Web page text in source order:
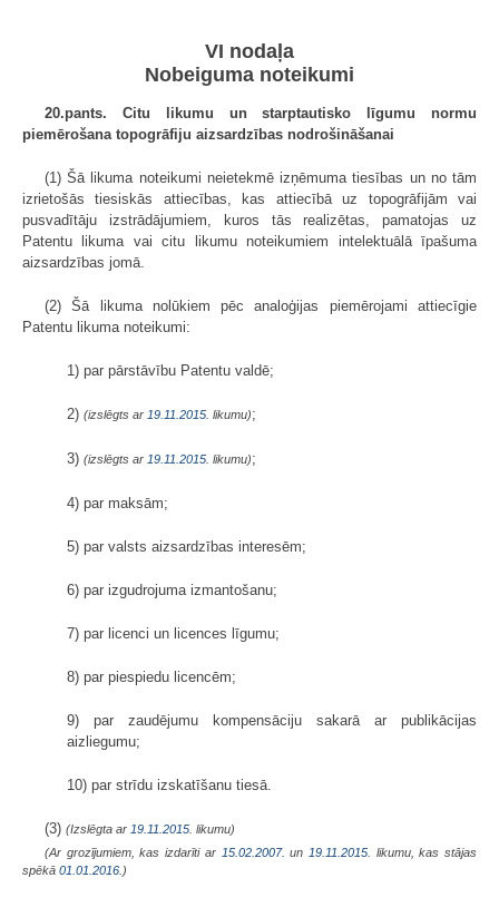
VI nodaļa
Nobeiguma noteikumi
20.pants. Citu likumu un starptautisko līgumu normu
piemērošana topogrāfiju aizsardzības nodrošināšanai
(1) Šā likuma noteikumi neietekmē izņēmuma tiesības un no tām
izrietošās tiesiskās attiecības, kas attiecībā uz topogrāfijām vai
pusvadītāju izstrādājumiem, kuros tās realizētas, pamatojas uz
Patentu likuma vai citu likumu noteikumiem intelektuālā īpašuma
aizsardzības jomā.
(2) Šā likuma nolūkiem pēc analoģijas piemērojami attiecīgie
Patentu likuma noteikumi:
1) par pārstāvību Patentu valdē;
2) (izslēgts ar 19.11.2015 . likumu);
3) (izslēgts ar 19.11.2015 . likumu);
4) par maksām;
5) par valsts aizsardzības interesēm;
6) par izgudrojuma izmantošanu;
7) par licenci un licences līgumu;
8) par piespiedu licencēm;
9) par zaudējumu kompensāciju sakarā ar publikācijas
aizliegumu;
10) par strīdu izskatīšanu tiesā.
(3) (Izslēgta ar 19.11.2015 . likumu)
(Ar grozījumiem, kas izdarīti ar 15.02.2007. un 19.11.2015. likumu, kas stājas
spēkā 01.01.2016. )